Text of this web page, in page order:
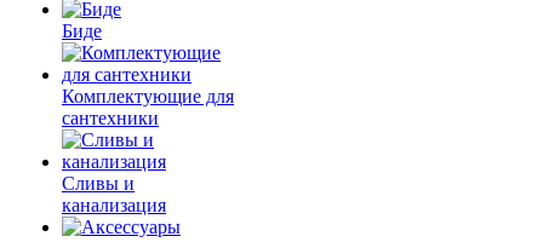
Биде
Комплектующие для
сантехники
Сливы и
канализация